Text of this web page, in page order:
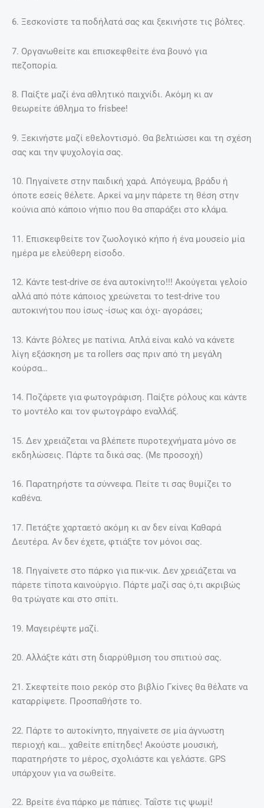
6. Ξεσκονίστε τα ποδήλατά σας και ξεκινήστε τις βόλτες.
7. Οργανωθείτε και επισκεφθείτε ένα βουνό για
πεζοπορία.
8. Παίξτε μαζί ένα αθλητικό παιχνίδι. Ακόμη κι αν
θεωρείτε άθλημα το frisbee!
9. Ξεκινήστε μαζί εθελοντισμό. Θα βελτιώσει και τη σχέση
σας και την ψυχολογία σας.
10. Πηγαίνετε στην παιδική χαρά. Απόγευμα, βράδυ ή
όποτε εσείς θέλετε. Αρκεί να μην πάρετε τη θέση στην
κούνια από κάποιο νήπιο που θα σπαράξει στο κλάμα.
11. Επισκεφθείτε τον ζωολογικό κήπο ή ένα μουσείο μία
ημέρα με ελεύθερη είσοδο.
12. Κάντε test-drive σε ένα αυτοκίνητο!!! Ακούγεται γελοίο
αλλά από πότε κάποιος χρεώνεται το test-drive του
αυτοκινήτου που ίσως -ίσως και όχι- αγοράσει;
13. Κάντε βόλτες με πατίνια. Απλά είναι καλό να κάνετε
λίγη εξάσκηση με τα rollers σας πριν από τη μεγάλη
κούρσα…
14. Ποζάρετε για φωτογράφιση. Παίξτε ρόλους και κάντε
το μοντέλο και τον φωτογράφο εναλλάξ.
15. Δεν χρειάζεται να βλέπετε πυροτεχνήματα μόνο σε
εκδηλώσεις. Πάρτε τα δικά σας. (Με προσοχή)
16. Παρατηρήστε τα σύννεφα. Πείτε τι σας θυμίζει το
καθένα.
17. Πετάξτε χαρταετό ακόμη κι αν δεν είναι Καθαρά
Δευτέρα. Αν δεν έχετε, φτιάξτε τον μόνοι σας.
18. Πηγαίνετε στο πάρκο για πικ-νικ. Δεν χρειάζεται να
πάρετε τίποτα καινούργιο. Πάρτε μαζί σας ό,τι ακριβώς
θα τρώγατε και στο σπίτι.
19. Μαγειρέψτε μαζί.
20. Αλλάξτε κάτι στη διαρρύθμιση του σπιτιού σας.
21. Σκεφτείτε ποιο ρεκόρ στο βιβλίο Γκίνες θα θέλατε να
καταρρίψετε. Προσπαθήστε το.
22. Πάρτε το αυτοκίνητο, πηγαίνετε σε μία άγνωστη
περιοχή και… χαθείτε επίτηδες! Ακούστε μουσική,
παρατηρήστε το μέρος, σχολιάστε και γελάστε. GPS
υπάρχουν για να σωθείτε.
22. Βρείτε ένα πάρκο με πάπιες. Ταΐστε τις ψωμί!